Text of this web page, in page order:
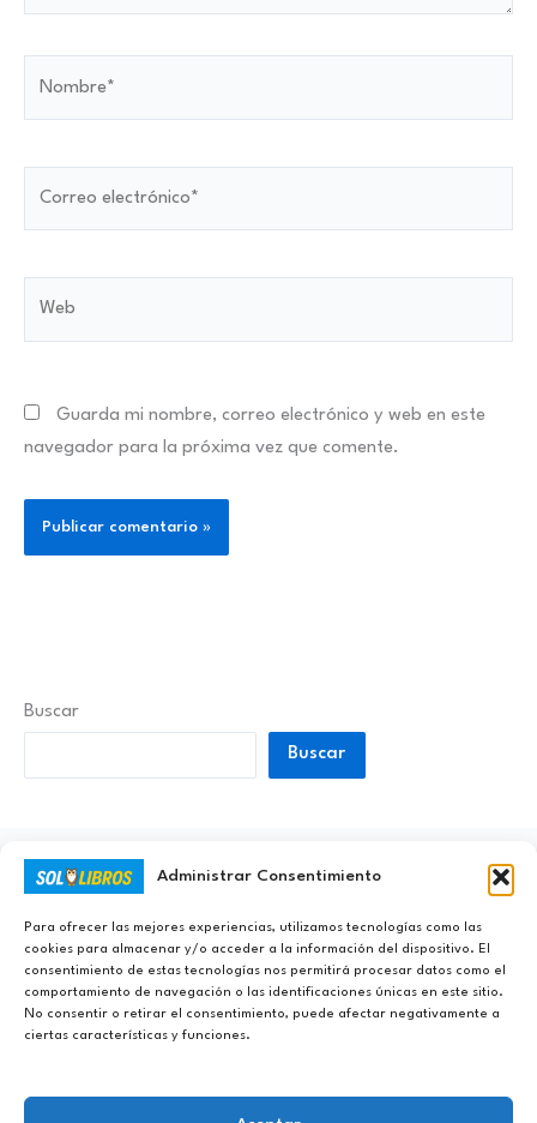
Administrar Consentimiento
Para ofrecer las mejores experiencias, utilizamos tecnologías como las
cookies para almacenar y/o acceder a la información del dispositivo. El
consentimiento de estas tecnologías nos permitirá procesar datos como el
comportamiento de navegación o las identificaciones únicas en este sitio.
No consentir o retirar el consentimiento, puede afectar negativamente a
ciertas características y funciones.
Guarda mi nombre, correo electrónico y web en este
navegador para la próxima vez que comente.
Buscar
Buscar
Ayúdanos a Nunca Dejar de Aprender